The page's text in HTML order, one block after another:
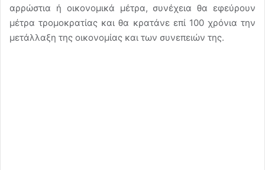
αρρώστια ή οικονομικά μέτρα, συνέχεια θα εφεύρουν
μέτρα τρομοκρατίας και θα κρατάνε επί 100 χρόνια την
μετάλλαξη της οικονομίας και των συνεπειών της.